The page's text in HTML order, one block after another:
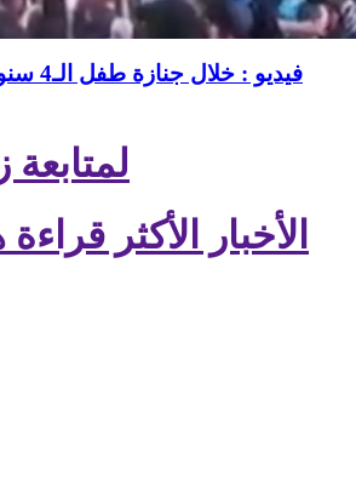
فيديو :
لمتابعة
الأخبار الأكثر